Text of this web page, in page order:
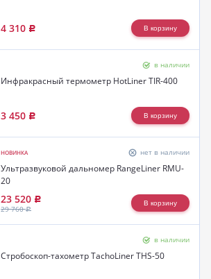
4 310 Р
в наличии
Инфракрасный термометр HotLiner TIR-400
3 450 Р
НОВИНКА нет в наличии
Ультразвуковой дальномер RangeLiner RMU-
20
23 520 Р
29 760Р
в наличии
Стробоскоп-тахометр TachoLiner THS-50